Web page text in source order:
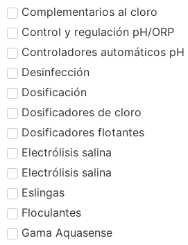
Complementarios al cloro
Control y regulación pH/ORP
Controladores automáticos pH
Desinfección
Dosificación
Dosificadores de cloro
Dosificadores flotantes
Electrólisis salina
Electrólisis salina
Eslingas
Floculantes
Gama Aquasense